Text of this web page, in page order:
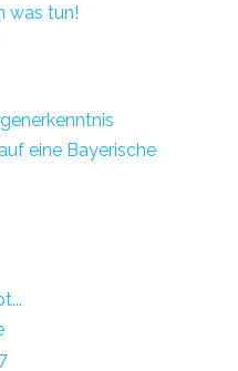
was tun!
eine Bayerische